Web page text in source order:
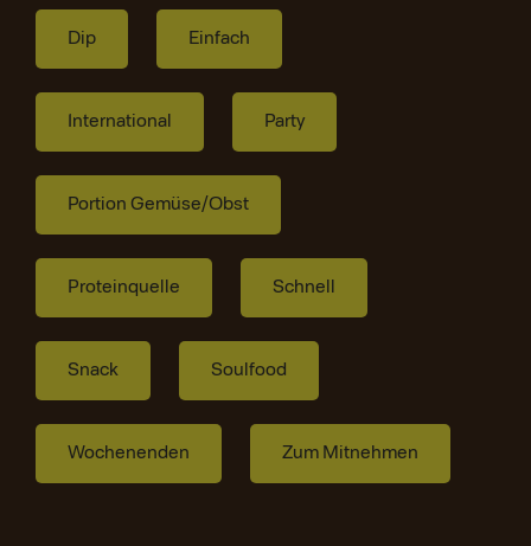
Dip Einfach
International Party
Portion Gemüse/Obst
Proteinquelle Schnell
Snack Soulfood
Wochenenden Zum Mitnehmen